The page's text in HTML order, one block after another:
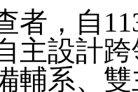
者，自
主設計
輔系、